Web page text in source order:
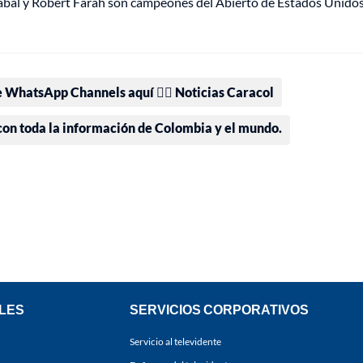
Channels aquí 👉🏻 Noticias Caracol
toda la información de Colombia y el mundo.
SERVICIOS CORPORATIVOS
Servicio al televidente